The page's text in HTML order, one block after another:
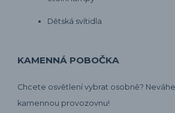
Dětská svítidla
KAMENNÁ POBOČKA
Chcete osvětlení vybrat osobně?
kamennou provozovnu!